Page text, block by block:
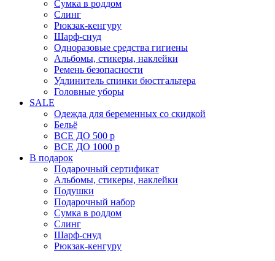
Сумка в роддом
Cлинг
Рюкзак-кенгуру
Шарф-снуд
Одноразовые средства гигиены
Альбомы, стикеры, наклейки
Ремень безопасности
Удлинитель спинки бюстгальтера
Головные уборы
SALE
Одежда для беременных со скидкой
Бельё
ВСЕ ДО 500 р
ВСЕ ДО 1000 р
В подарок
Подарочный сертификат
Альбомы, стикеры, наклейки
Подушки
Подарочный набор
Сумка в роддом
Слинг
Шарф-снуд
Рюкзак-кенгуру